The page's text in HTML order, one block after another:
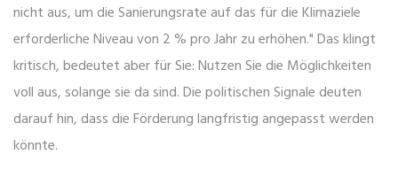
nicht aus, um die Sanierungsrate auf das für die Klimaziele
erforderliche Niveau von 2 % pro Jahr zu erhöhen." Das klingt
kritisch, bedeutet aber für Sie: Nutzen Sie die Möglichkeiten
voll aus, solange sie da sind. Die politischen Signale deuten
darauf hin, dass die Förderung langfristig angepasst werden
könnte.